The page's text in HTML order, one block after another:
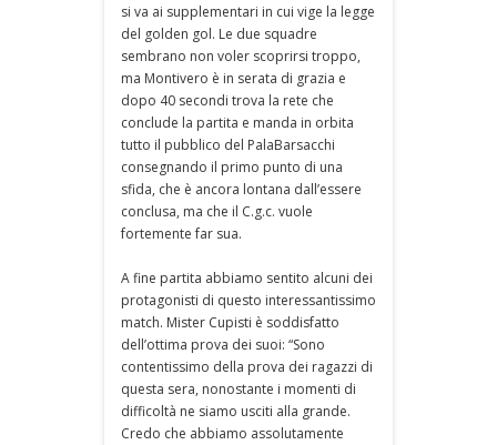
si va ai supplementari in cui vige la legge
del golden gol. Le due squadre
sembrano non voler scoprirsi troppo,
ma Montivero è in serata di grazia e
dopo 40 secondi trova la rete che
conclude la partita e manda in orbita
tutto il pubblico del PalaBarsacchi
consegnando il primo punto di una
sfida, che è ancora lontana dall’essere
conclusa, ma che il C.g.c. vuole
fortemente far sua.
A fine partita abbiamo sentito alcuni dei
protagonisti di questo interessantissimo
match. Mister Cupisti è soddisfatto
dell’ottima prova dei suoi: “Sono
contentissimo della prova dei ragazzi di
questa sera, nonostante i momenti di
difficoltà ne siamo usciti alla grande.
Credo che abbiamo assolutamente